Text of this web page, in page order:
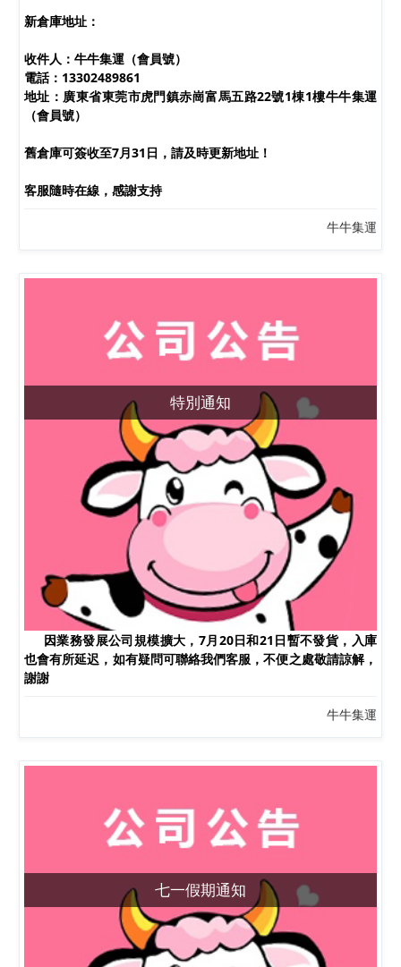
新倉庫地址：
收件人：牛牛集運（會員號）
電話：13302489861
地址：廣東省東莞市虎門鎮赤崗富馬五路22號1棟1樓牛牛集運
（會員號）
舊倉庫可簽收至7月31日，請及時更新地址！
客服隨時在線，感謝支持
牛牛集運
特別通知
因業務發展公司規模擴大，7月20日和21日暫不發貨，入庫
也會有所延迟，如有疑問可聯絡我們客服，不便之處敬請諒解，
謝謝
牛牛集運
七一假期通知